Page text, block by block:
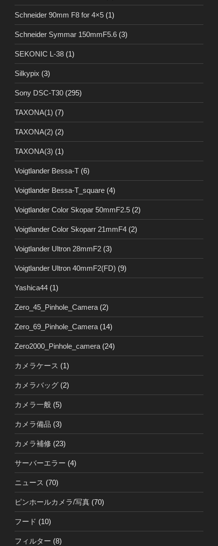
Schneider 90mm F8 for 4×5 (1)
Schneider Symmar 150mmF5.6 (3)
SEKONIC L-38 (1)
Silkypix (3)
Sony DSC-T30 (295)
TAXONA(1) (7)
TAXONA(2) (2)
TAXONA(3) (1)
Voigtlander Bessa-T (6)
Voigtlander Bessa-T_square (4)
Voigtlander Color Skopar 50mmF2.5 (2)
Voigtlander Color Skoparr 21mmF4 (2)
Voigtlander Ultron 28mmF2 (3)
Voigtlander Ultron 40mmF2(FD) (9)
Yashica44 (1)
Zero_45_Pinhole_Camera (2)
Zero_69_Pinhole_Camera (14)
Zero2000_Pinhole_camera (24)
カメラケース (1)
カメラバッグ (2)
カメラ一般 (5)
カメラ備品 (3)
カメラ補修 (23)
サーバーエラー (4)
ニュース (70)
ピンホールカメラ/写真 (70)
フード (10)
フィルター (8)